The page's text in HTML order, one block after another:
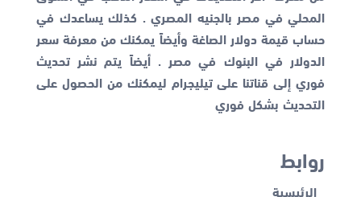
المحلي في مصر بالجنيه المصري . كذلك يساعدك في
حساب قيمة دولار الصاغة وأيضاً يمكنك من معرفة سعر
الدولار في البنوك في مصر . أيضاً يتم نشر تحديث
فوري إلى قناتنا على تيليجرام ليمكنك من الحصول على
التحديث بشكل فوري
روابط
الرئيسية